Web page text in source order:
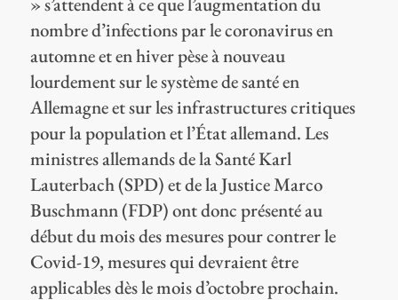
nombre d’infections par le coronavirus en
automne et en hiver pèse à nouveau
lourdement sur le système de santé en
Allemagne et sur les infrastructures critiques
pour la population et l’État allemand. Les
ministres allemands de la Santé Karl
Lauterbach (SPD) et de la Justice Marco
Buschmann (FDP) ont donc présenté au
début du mois des mesures pour contrer le
Covid-19, mesures qui devraient être
applicables dès le mois d’octobre prochain.